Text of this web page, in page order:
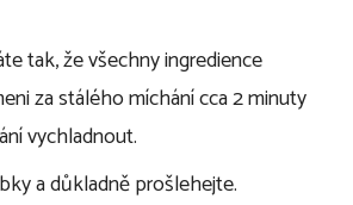
tak, že všechny ingredience
za stálého míchání cca 2 minuty
vychladnout.
a důkladně prošlehejte.